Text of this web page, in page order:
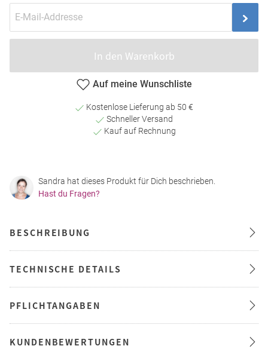
In den Warenkorb
Auf meine Wunschliste
Kostenlose Lieferung ab 50 €
Schneller Versand
Kauf auf Rechnung
Sandra hat dieses Produkt für Dich beschrieben.
Hast du Fragen?
BESCHREIBUNG
TECHNISCHE DETAILS
PFLICHTANGABEN
KUNDENBEWERTUNGEN